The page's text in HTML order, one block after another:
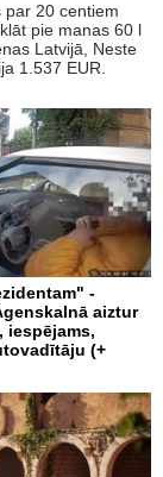
20 centiem
pie manas 60 l
Latvijā, Neste
1.537 EUR.
-
aiztur
iespējams,
(+